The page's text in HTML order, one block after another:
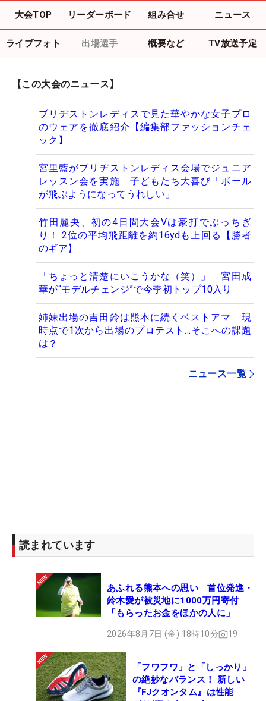
大会TOP リーダーボード 組み合せ ニュース
ライブフォト 出場選手 概要など TV放送予定
【この大会のニュース】
ブリヂストンレディスで見た華やかな女子プロ
のウェアを徹底紹介【編集部ファッションチェ
ック】
宮里藍がブリヂストンレディス会場でジュニア
レッスン会を実施 子どもたち大喜び「ボール
が飛ぶようになってうれしい」
竹田麗央、初の4日間大会Vは豪打でぶっちぎ
り！ 2位の平均飛距離を約16ydも上回る【勝者
のギア】
「ちょっと清楚にいこうかな（笑）」 宮田成
華が“モデルチェンジ”で今季初トップ10入り
姉妹出場の吉田鈴は熊本に続くベストアマ 現
時点で1次から出場のプロテスト…そこへの課題
は？
ニュース一覧
読まれています
あふれる熊本への思い 首位発進・
鈴木愛が被災地に1000万円寄付
「もらったお金をほかの人に」
2026年8月7日 (金) 18時10分 19
「フワフワ」と「しっかり」
の絶妙なバランス！ 新しい
『FJクオンタム』は性能